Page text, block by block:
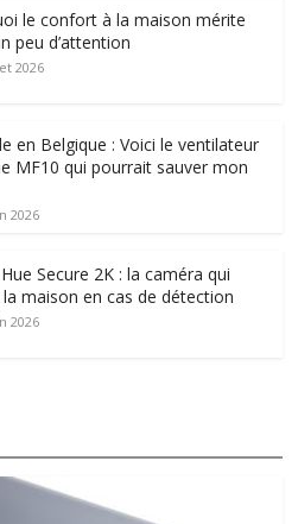
le confort à la maison mérite
peu d’attention
2026
en Belgique : Voici le ventilateur
MF10 qui pourrait sauver mon
2026
Secure 2K : la caméra qui
maison en cas de détection
2026